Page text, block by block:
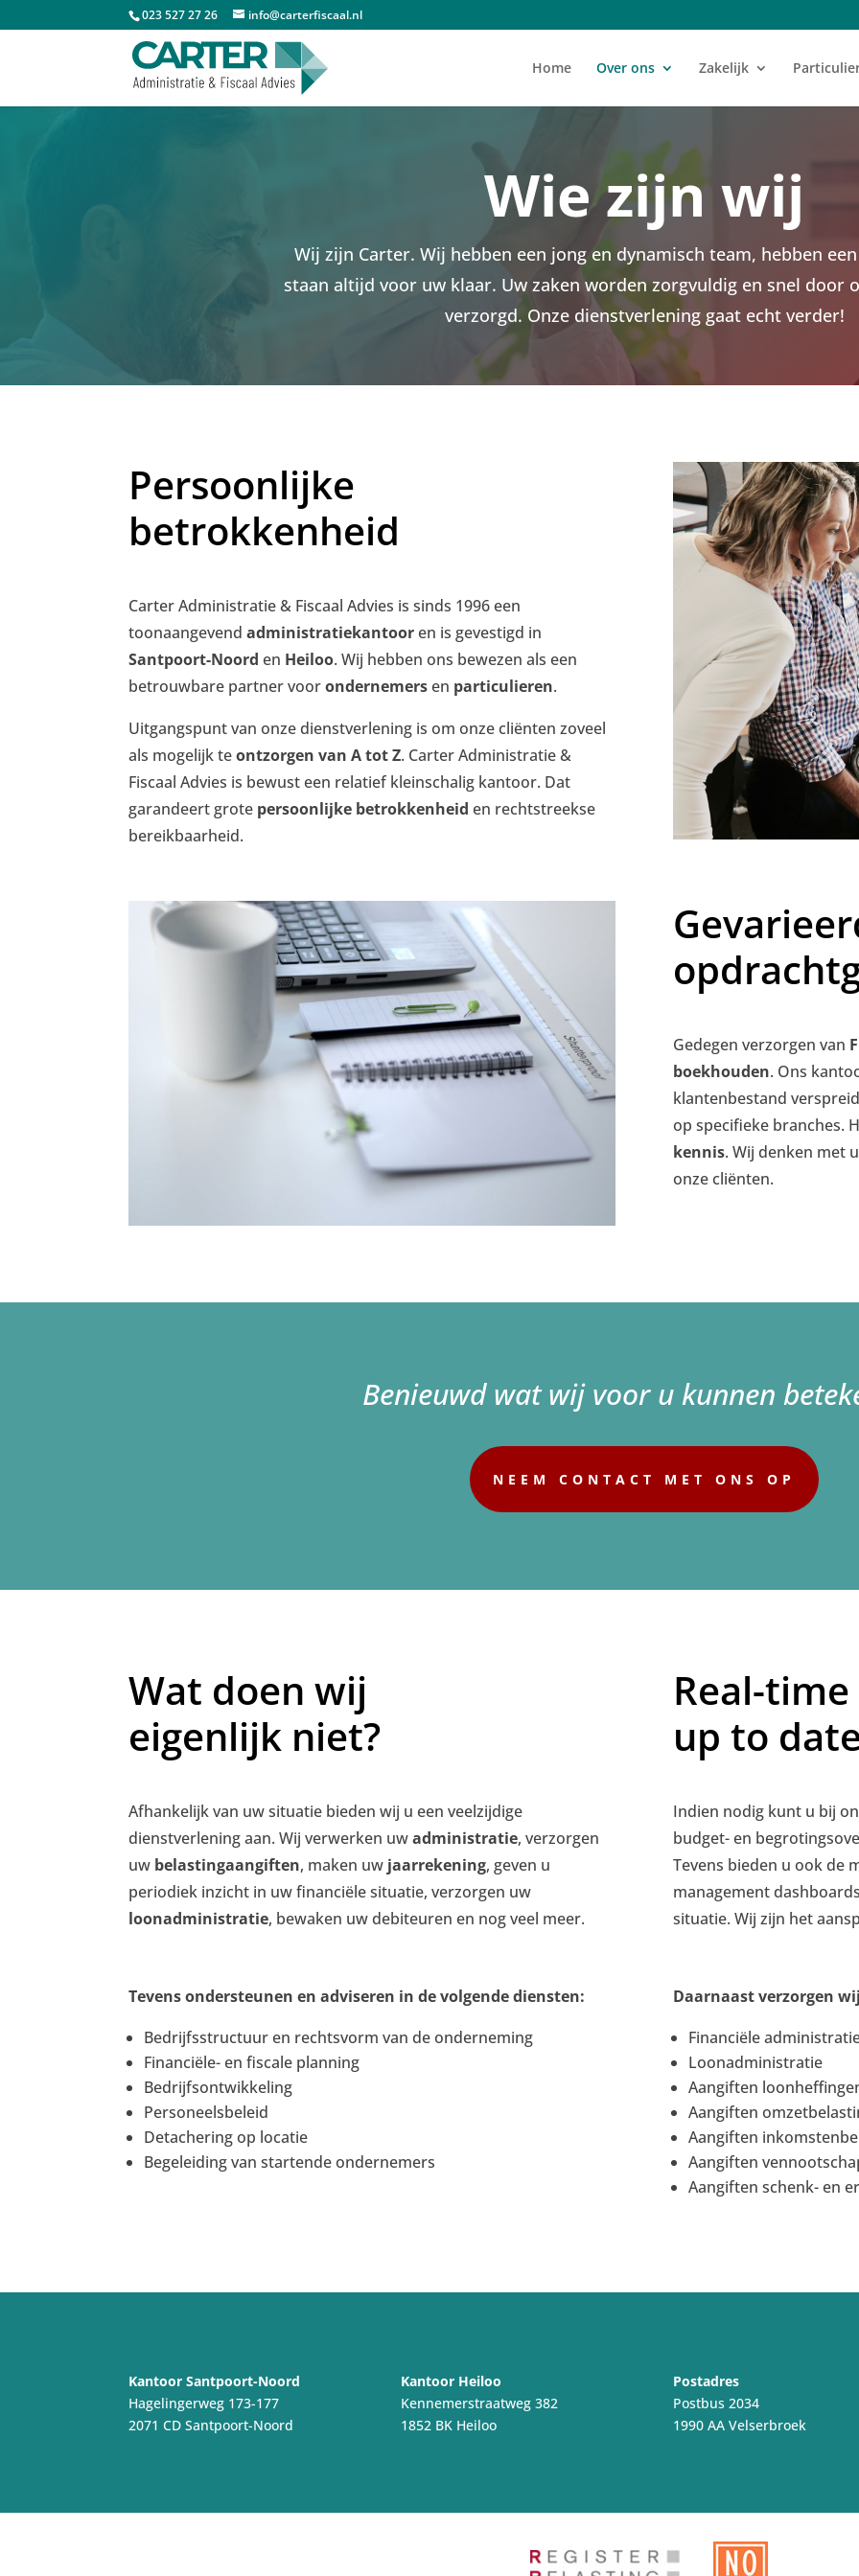
023 527 27 26 info@carterfiscaal.nl
Home Over ons Zakelijk
Wie zijn wij
Wij zijn Carter. Wij hebben een jong en dynamisch team, hebben
staan altijd voor uw klaar. Uw zaken worden zorgvuldig en snel door
verzorgd. Onze dienstverlening gaat echt verder!
Persoonlijke
betrokkenheid
Carter Administratie & Fiscaal Advies is sinds 1996 een
toonaangevendadministratiekantoor en is gevestigd in
Santpoort-Noord en Heiloo. Wij hebben ons bewezen als een
betrouwbare partner voorondernemers en particulieren.
Uitgangspunt van onze dienstverlening is om onze cliënten zoveel
als mogelijk teontzorgen van A tot Z. Carter Administratie &
Fiscaal Advies is bewust een relatief kleinschalig kantoor. Dat
garandeert grote persoonlijke betrokkenheid en rechtstreekse
bereikbaarheid.
Gedegen verzorgen van
boekhouden. Ons
klantenbestand
op specifieke branches.
kennis. Wij denken met
onze cliënten.
Benieuwd wat wij voor u kunnen
NEEM CONTACT MET ONS OP
Wat doen wij
eigenlijk niet?
Afhankelijk van uw situatie bieden wij u een veelzijdige
dienstverlening aan. Wij verwerken uwadministratie, verzorgen
uw belastingaangiften, maken uw jaarrekening, geven u
periodiek inzicht in uw financiële situatie, verzorgen uw
loonadministratie, bewaken uw debiteuren en nog veel meer.
Real-time
up to
Indien nodig kunt u bij
budget- en
Tevens bieden u ook de
management
situatie. Wij zijn het
Tevens ondersteunen en adviseren in de volgende diensten:
Bedrijfsstructuur en rechtsvorm van de onderneming
Financiële- en fiscale planning
Bedrijfsontwikkeling
Personeelsbeleid
Detachering op locatie
Begeleiding van startende ondernemers
Daarnaast verzorgen
Financiële
Loonadministratie
Aangiften
Aangiften
Aangiften
Aangiften
Aangiften schenk- en
Kantoor Santpoort-Noord
Hagelingerweg 173-177
2071 CD Santpoort-Noord
Kantoor Heiloo
Kennemerstraatweg 382
1852 BK Heiloo
Postadres
Postbus 2034
1990 AA Velserbroek